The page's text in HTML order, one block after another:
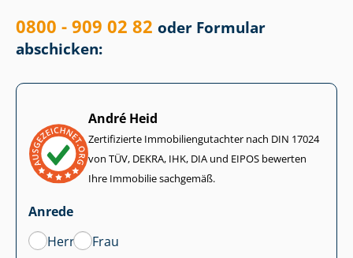
0800 - 909 02 82 oder Formular
abschicken:
André Heid
Zertifizierte Im­mo­bi­li­en­gut­ach­ter nach DIN 17024
von TÜV, DEKRA, IHK, DIA und EIPOS bewerten
Ihre Immobilie sachgemäß.
Anrede
Herr
Frau